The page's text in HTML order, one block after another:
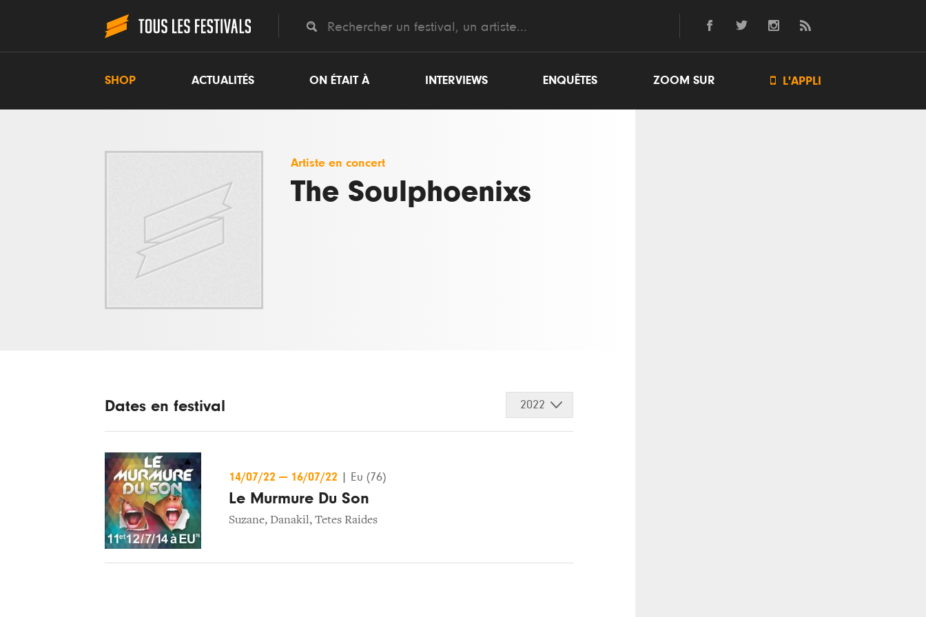
SHOP ACTUALITÉS ON ÉTAIT À INTERVIEWS ENQUÊTES ZOOM SUR  L'APPLI
Artiste en concert
The Soulphoenixs
Dates en festival 2022
14/07/22 — 16/07/22 Eu (76)
Le Murmure Du Son
Suzane, Danakil, Tetes Raides